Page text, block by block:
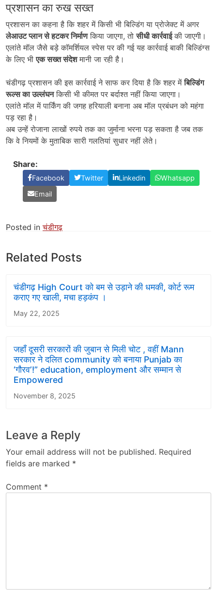
प्रशासन का रुख सख्त
प्रशासन का कहना है कि शहर में किसी भी बिल्डिंग या प्रोजेक्ट में अगर
लेआउट प्लान से हटकर निर्माणकिया जाएगा, तोसीधी कार्रवाईकी जाएगी।
एलांते मॉल जैसे बड़े कॉमर्शियल स्पेस पर की गई यह कार्रवाई बाकी बिल्डिंग्स
के लिए भीएक सख्त संदेशमानी जा रही है।
चंडीगढ़ प्रशासन की इस कार्रवाई ने साफ कर दिया है कि शहर मेंबिल्डिंग
रूल्स का उल्लंघनकिसी भी कीमत पर बर्दाश्त नहीं किया जाएगा।
एलांते मॉल में पार्किंग की जगह हरियाली बनाना अब मॉल प्रबंधन को महंगा
पड़ रहा है।
अब उन्हें रोजाना लाखों रुपये तक का जुर्माना भरना पड़ सकता है जब तक
कि वे नियमों के मुताबिक सारी गलतियां सुधार नहीं लेते।
Share:
Facebook Twitter Linkedin
Whatsapp
Email
Posted inचंडीगढ़
Related Posts
चंडीगढ़ High Court को बम से उड़ाने की धमकी, कोर्ट रूम
कराए गए खाली, मचा हड़कंप ।
May 22, 2025
जहाँ दूसरी सरकारों की जुबान से मिली चोट , वहीं Mann
सरकार ने दलित community को बनाया Punjab का
‘गौरव’!” education, employment और सम्मान से
Empowered
November 8, 2025
Leave a Reply
Your email address will not be published. Required
fields are marked *
Comment *